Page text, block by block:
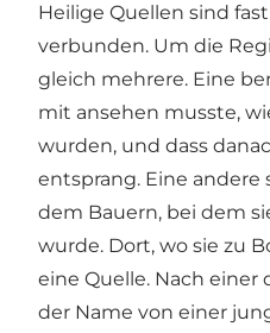
Heilige Quellen sind
verbunden. Um die
gleich mehrere. Eine
mit ansehen musste,
wurden, und dass
entsprang. Eine andere
dem Bauern, bei dem
wurde. Dort, wo sie zu
eine Quelle. Nach
der Name von einer